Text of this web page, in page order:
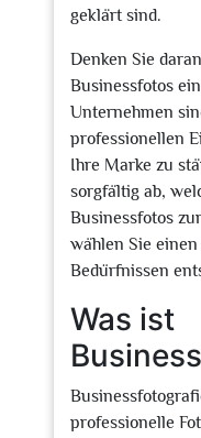
geklärt sind.
Denken Sie
Businessfotos
Unternehmen
professionellen
Ihre Marke zu
sorgfältig ab,
Businessfotos
wählen Sie
Bedürfnissen
Was ist
professionelle